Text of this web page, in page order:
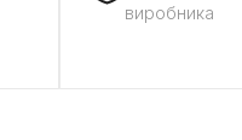
виробника